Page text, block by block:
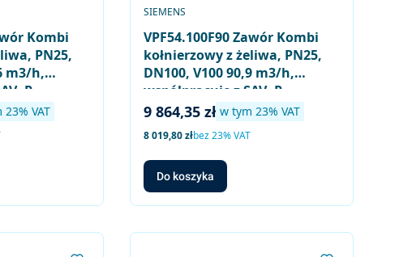
Kombi
PN25,
m3/h,
VAT
23% VAT
VPF54.100F90 Zawór Kombi
kołnierzowy z żeliwa, PN25,
DN100, V100 90,9 m3/h,
współpracuje z SAV..P..,
SQV..P..
PRODUCENT
SIEMENS
Cena brutto
9 864,35 zł w tym %s VAT
w tym 23% VAT
Cena netto
8 019,80 złbez 23% VAT
Do koszyka